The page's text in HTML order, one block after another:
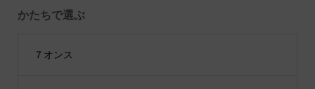
かたちで選ぶ
７オンス